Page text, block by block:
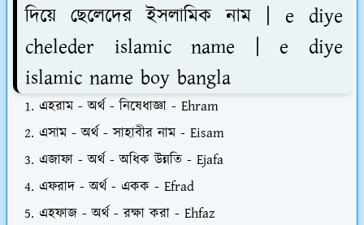
দিয়ে ছেলেদের ইসলামিক নাম | e diye
cheleder islamic name | e diye
islamic name boy bangla
এহরাম - অর্থ - নিষেধাজ্ঞা - Ehram
এসাম - অর্থ - সাহাবীর নাম - Eisam
এজাফা - অর্থ - অধিক উন্নতি - Ejafa
এফরাদ - অর্থ - একক - Efrad
এহফাজ - অর্থ - রক্ষা করা - Ehfaz